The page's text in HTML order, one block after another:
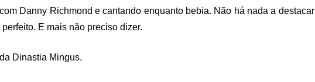
Danny Richmond e cantando enquanto bebia. Não há nada a destacar
E mais não preciso dizer.
Dinastia Mingus.